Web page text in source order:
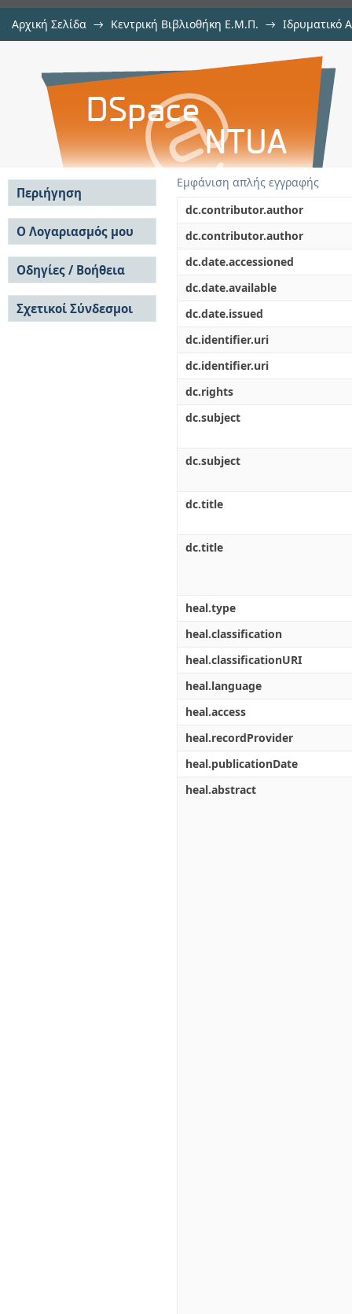
Αρχική Σελίδα → Κεντρική Βιβλιοθήκη Ε.Μ.Π. → Ιδρυματικό
An Innovative Beam Halo
LHC: Design, Commissioning and
Εμφάνιση απλής εγγραφής
dc.contributor.author
dc.contributor.author
dc.date.accessioned
dc.date.available
dc.date.issued
dc.identifier.uri
dc.identifier.uri
dc.rights
dc.subject
dc.subject
dc.title
dc.title
heal.type
heal.classification
heal.classificationURI
heal.language
heal.access
heal.recordProvider
heal.publicationDate
heal.abstract
Περιήγηση
Σε όλο το DSpace
Κοινότητες & Συλλογές
Ανά Ημερομηνία
Έκδοσης
Συγγραφείς
Τίτλοι
Θέματα
Ο Λογαριασμός μου
Σύνδεση
Εγγραφή
Οδηγίες / Βοήθεια
Οδηγίες Υποβολής
Οδηγίες Χρήσης ΙΑ
Συχνές Ερωτήσεις
Σχετικοί Σύνδεσμοι